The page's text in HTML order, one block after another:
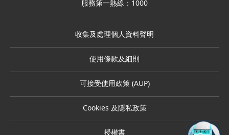
服務第一熱線：1000
收集及處理個人資料聲明
使用條款及細則
可接受使用政策 (AUP)
Cookies 及隱私政策
授權書